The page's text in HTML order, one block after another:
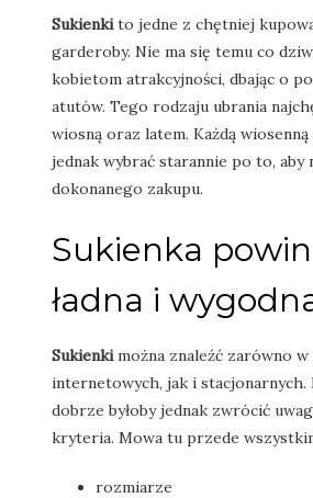
Sukienkito jedne z chętniej
garderoby. Nie ma się temu co
kobietom atrakcyjności, dbając o
atutów. Tego rodzaju ubrania
wiosną oraz latem. Każdą
jednak wybrać starannie po to, aby
dokonanego zakupu.
Sukienka
ładna i
Sukienkimożna znaleźć zarówno w
internetowych, jak i
dobrze byłoby jednak zwrócić
kryteria. Mowa tu przede
rozmiarze